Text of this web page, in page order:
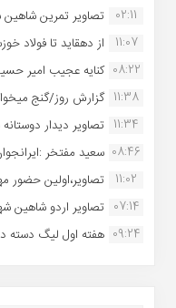
02:11
تصاویر تمرین
11:07
از دهقاید تا فولاد
08:22 کنایه عجیب امیر
11:38 گزارش روز/گنج
11:34 تصاویر دیدار
08:46 سعید مفتخر
11:02
تصاویر،اولین حضور
07:14 تصاویر اردو شاهین
09:24 هفته اول لیگ دسته